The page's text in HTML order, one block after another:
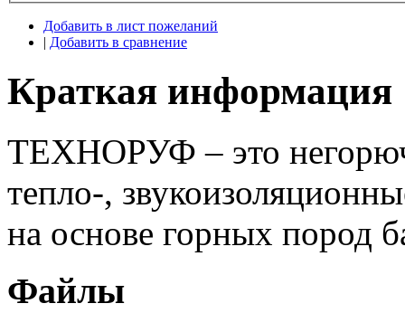
Добавить в лист пожеланий
| Добавить в сравнение
Краткая информация
ТЕХНОРУФ – это
тепло-,
на основе горных пород
Файлы